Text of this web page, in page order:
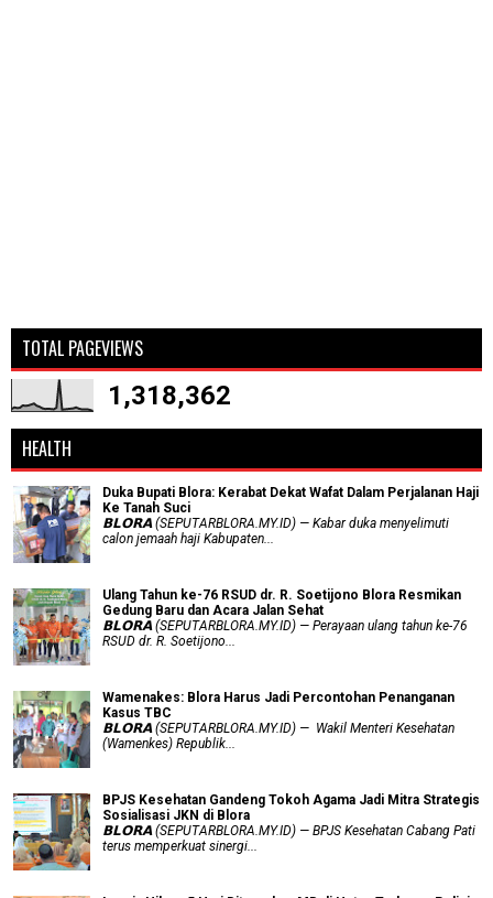
TOTAL PAGEVIEWS
1,318,362
HEALTH
Duka Bupati Blora: Kerabat Dekat Wafat Dalam Perjalanan Haji
Ke Tanah Suci
𝗕𝗟𝗢𝗥𝗔 (SEPUTARBLORA.MY.ID) — Kabar duka menyelimuti
calon jemaah haji Kabupaten...
Ulang Tahun ke-76 RSUD dr. R. Soetijono Blora Resmikan
Gedung Baru dan Acara Jalan Sehat
𝗕𝗟𝗢𝗥𝗔 (SEPUTARBLORA.MY.ID) — Perayaan ulang tahun ke-76
RSUD dr. R. Soetijono...
Wamenakes: Blora Harus Jadi Percontohan Penanganan
Kasus TBC
𝗕𝗟𝗢𝗥𝗔 (SEPUTARBLORA.MY.ID) — Wakil Menteri Kesehatan
(Wamenkes) Republik...
BPJS Kesehatan Gandeng Tokoh Agama Jadi Mitra Strategis
Sosialisasi JKN di Blora
𝗕𝗟𝗢𝗥𝗔 (SEPUTARBLORA.MY.ID) — BPJS Kesehatan Cabang Pati
terus memperkuat sinergi...